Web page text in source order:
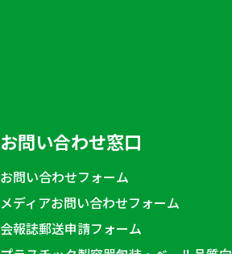
お問い合わせ窓口
お問い合わせフォーム
メディアお問い合わせフォーム
会報誌郵送申請フォーム